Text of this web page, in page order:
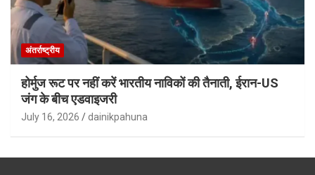
अंतर्राष्ट्रीय
होर्मुज रूट पर नहीं करें भारतीय नाविकों की तैनाती, ईरान-US
जंग के बीच एडवाइजरी
July 16, 2026 dainikpahuna